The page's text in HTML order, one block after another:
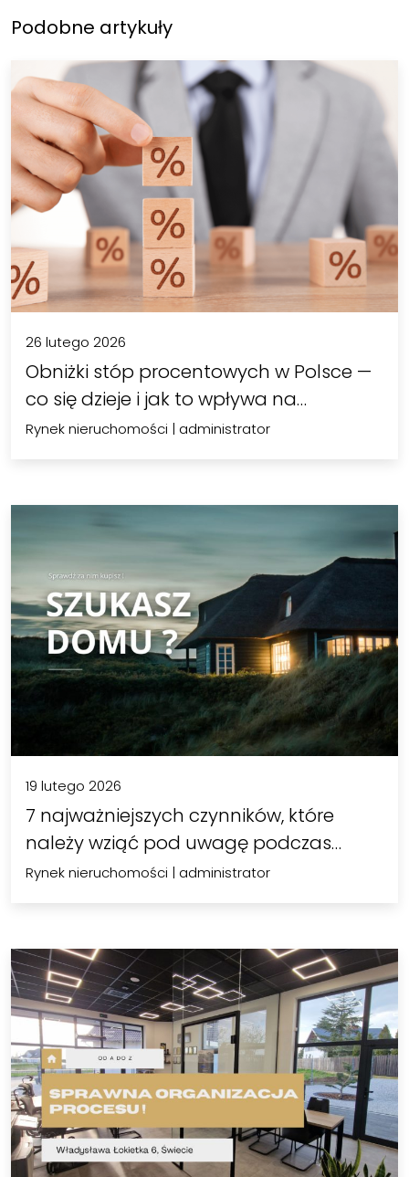
Podobne artykuły
26 lutego 2026
Obniżki stóp procentowych w Polsce —
co się dzieje i jak to wpływa na…
Rynek nieruchomości | administrator
19 lutego 2026
7 najważniejszych czynników, które
należy wziąć pod uwagę podczas…
Rynek nieruchomości | administrator